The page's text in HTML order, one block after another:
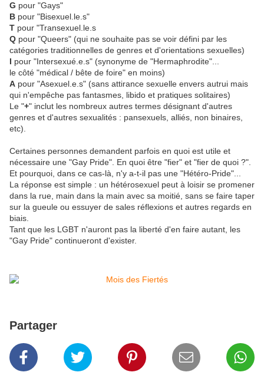
G pour "Gays"
B pour "Bisexuel.le.s"
T pour "Transexuel.le.s
Q pour "Queers" (qui ne souhaite pas se voir défini par les
catégories traditionnelles de genres et d'orientations sexuelles)
I pour "Intersexué.e.s" (synonyme de "Hermaphrodite"...
le côté "médical / bête de foire" en moins)
A pour "Asexuel.e.s" (sans attirance sexuelle envers autrui mais
qui n'empêche pas fantasmes, libido et pratiques solitaires)
Le "+" inclut les nombreux autres termes désignant d'autres
genres et d'autres sexualités : pansexuels, alliés, non binaires,
etc).
Certaines personnes demandent parfois en quoi est utile et
nécessaire une "Gay Pride". En quoi être "fier" et "fier de quoi ?".
Et pourquoi, dans ce cas-là, n'y a-t-il pas une "Hétéro-Pride"...
La réponse est simple : un hétérosexuel peut à loisir se promener
dans la rue, main dans la main avec sa moitié, sans se faire taper
sur la gueule ou essuyer de sales réflexions et autres regards en
biais.
Tant que les LGBT n'auront pas la liberté d'en faire autant, les
"Gay Pride" continueront d'exister.
Partager